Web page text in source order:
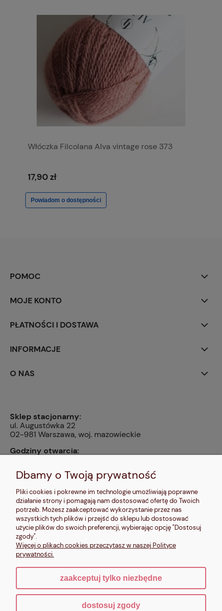
Włóczka Filcolana Alva vintage rose 373
17,90 zł
Powiadom o dostępności
POMOC
MOJE KONTO
PŁATNOŚCI I DOSTAWA
INFORMACJE
O NAS
Sklep stacjonarny:
ul. Augustówka 22
02-981 Warszawa, woj. mazowieckie
Godziny otwarcia:
13:00, nd: nieczynne
604 680 566,
kontakt@makalele.pl;makalele@poczta.fm
Adres rejestrowy:
ul. Bartycka 63A/32
00-716 Warszawa
NIP: 6621635689
pokaż pełną wersję strony
Dbamy o Twoją prywatność
Pliki cookies i pokrewne im technologie umożliwiają poprawne
działanie strony i pomagają nam dostosować ofertę do Twoich
potrzeb. Możesz zaakceptować wykorzystanie przez nas
wszystkich tych plików i przejść do sklepu lub dostosować
użycie plików do swoich preferencji, wybierając opcję "Dostosuj
zgody".
Więcej o plikach cookies przeczytasz w naszej Polityce
prywatności.
zaakceptuj tylko niezbędne
dostosuj zgody